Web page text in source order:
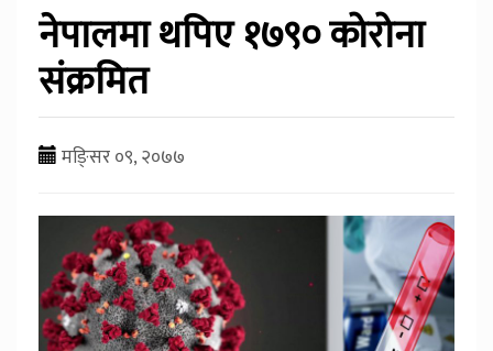
नेपालमा थपिए १७९० कोरोना
संक्रमित
मङि्सर ०९, २०७७